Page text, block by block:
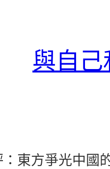
與自
：東方爭光中國